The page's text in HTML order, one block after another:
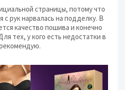
страницы, потому что
с рук нарвалась на подделку. В
качество пошива и конечно
тех, у кого есть недостатки в